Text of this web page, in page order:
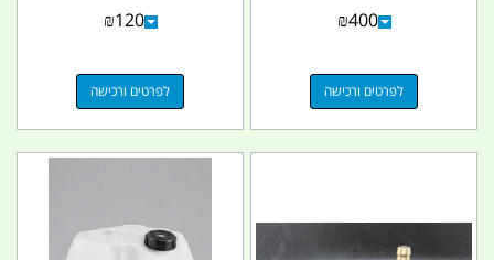
₪400
לפרטים ורכישה
₪120
לפרטים ורכישה